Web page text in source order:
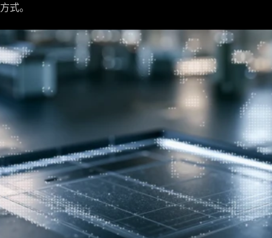
方式。